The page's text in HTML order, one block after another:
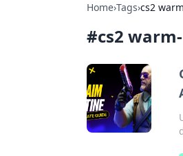
Home›Tags›cs2
#cs2